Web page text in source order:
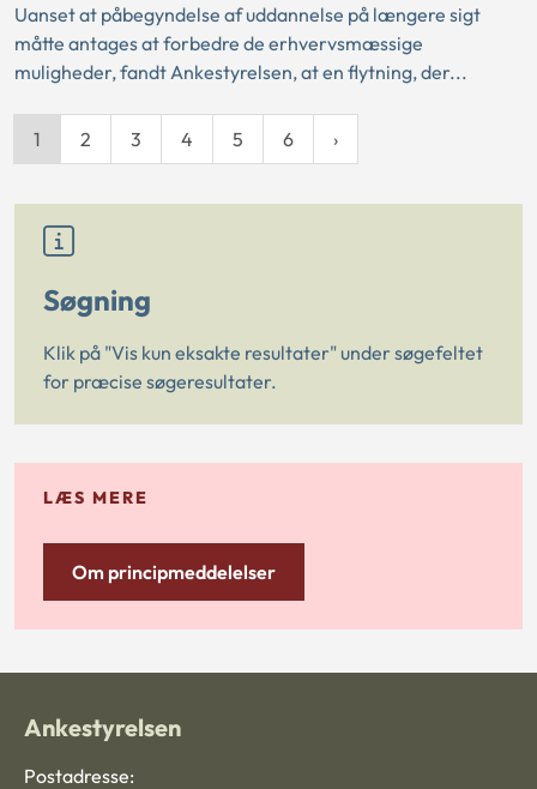
Uanset at påbegyndelse af uddannelse på længere sigt
måtte antages at forbedre de erhvervsmæssige
muligheder, fandt Ankestyrelsen, at en flytning, der...
1 2 3 4 5 6
Søgning
Klik på "Vis kun eksakte resultater" under søgefeltet
for præcise søgeresultater.
LÆS MERE
Om principmeddelelser
Ankestyrelsen
Postadresse: